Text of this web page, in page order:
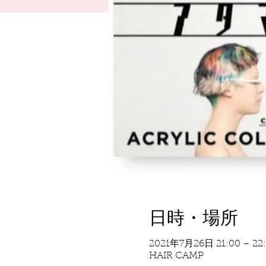
日時・場所
2021年7月26日 21:00 –
HAIR CAMP